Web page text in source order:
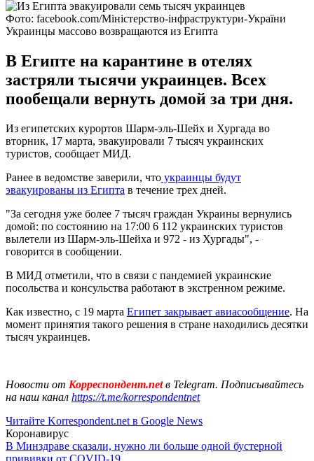
Фото: facebook.com/Міністерство-інфраструктури-України
Украинцы массово возвращаются из Египта
В Египте на карантине в отелях
застряли тысячи украинцев. Всех
пообещали вернуть домой за три дня.
Из египетских курортов Шарм-эль-Шейх и Хургада во
вторник, 17 марта, эвакуировали 7 тысяч украинских
туристов, сообщает МИД.
Ранее в ведомстве заверили, что украинцы будут
эвакуированы из Египта в течение трех дней.
"За сегодня уже более 7 тысяч граждан Украины вернулись
домой: по состоянию на 17:00 6 112 украинских туристов
вылетели из Шарм-эль-Шейха и 972 - из Хургады", -
говорится в сообщении.
В МИД отметили, что в связи с пандемией украинские
посольства и консульства работают в экстренном режиме.
Как известно, с 19 марта Египет закрывает авиасообщение. На
момент принятия такого решения в стране находились десятки
тысяч украинцев.
Новости от Корреспондент.netв Telegram. Подписывайтесь
на наш канал https://t.me/korrespondentnet
Читайте Korrespondent.net в Google News
Коронавирус
В Минздраве сказали, нужно ли больше одной бустерной
прививки от COVID-19